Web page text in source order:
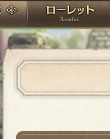
PandoraPartyProject
神殿